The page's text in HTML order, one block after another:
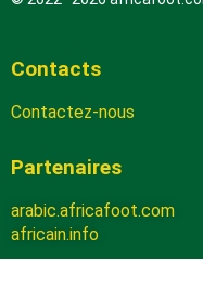
Contacts
Contactez-nous
Partenaires
arabic.africafoot.com
africain.info